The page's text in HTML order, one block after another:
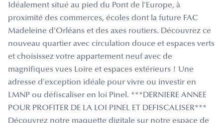
Idéalement situé au pied du Pont de l'Europe, à
proximité des commerces, écoles dont la future FAC
Madeleine d'Orléans et des axes routiers. Découvrez ce
nouveau quartier avec circulation douce et espaces verts
et choisissez votre appartement neuf avec de
magnifiques vues Loire et espaces extérieurs ! Une
adresse d'exception idéale pour vivre ou investir en
LMNP ou défiscaliser en loi Pinel. ***DERNIERE ANNEE
POUR PROFITER DE LA LOI PINEL ET DEFISCALISER***
Découvrez notre maquette digitale sur notre espace de